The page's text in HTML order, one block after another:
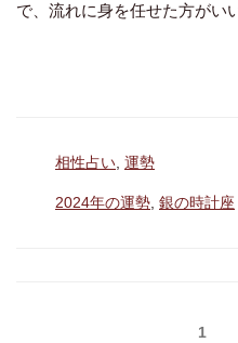
で、流れに身を任せた方がい
カ
ゴ
相性占い 運勢
タ
2024年の運勢, 銀の時計座
1